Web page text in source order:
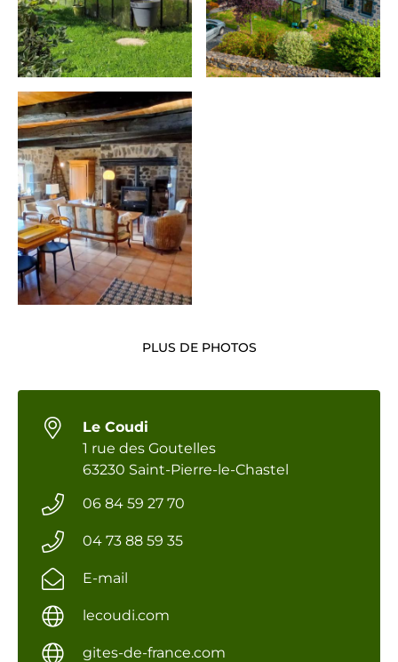
PLUS DE PHOTOS
Le Coudi
1 rue des Goutelles
63230 Saint-Pierre-le-Chastel
06 84 59 27 70
04 73 88 59 35
E-mail
lecoudi.com
gites-de-france.com